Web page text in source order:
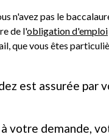
n'avez pas le
de l'obligation d'emploi
que vous êtes
est assurée
votre demande,